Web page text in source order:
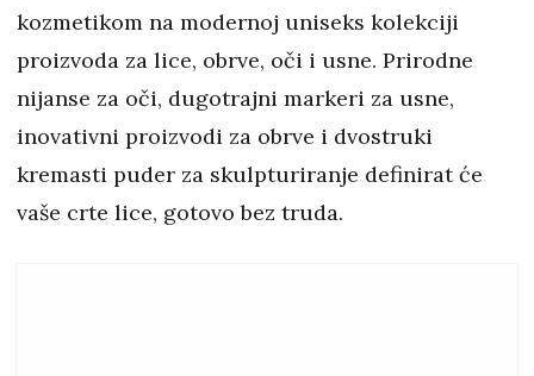
kozmetikom na modernoj uniseks kolekciji
proizvoda za lice, obrve, oči i usne. Prirodne
nijanse za oči, dugotrajni markeri za usne,
inovativni proizvodi za obrve i dvostruki
kremasti puder za skulpturiranje definirat će
vaše crte lice, gotovo bez truda.